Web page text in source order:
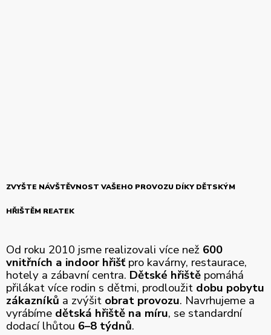
ZVYŠTE NÁVŠTĚVNOST VAŠEHO PROVOZU DÍKY DĚTSKÝM
HŘIŠTĚM REATEK
Od roku 2010 jsme realizovali více než 600
vnitřních a indoor hřišťpro kavárny, restaurace,
hotely a zábavní centra. Dětské hřiště pomáhá
přilákat více rodin s dětmi, prodloužit dobu pobytu
zákazníků a zvýšit obrat provozu. Navrhujeme a
vyrábíme dětská hřiště na míru, se standardní
dodací lhůtou 6–8 týdnů.